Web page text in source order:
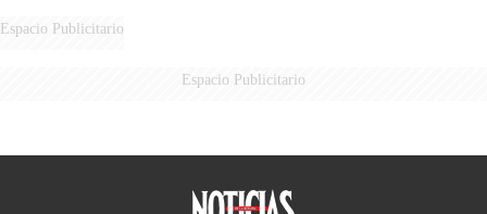
Espacio Publicitario
Espacio Publicitario